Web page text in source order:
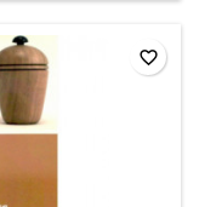
favorite_border